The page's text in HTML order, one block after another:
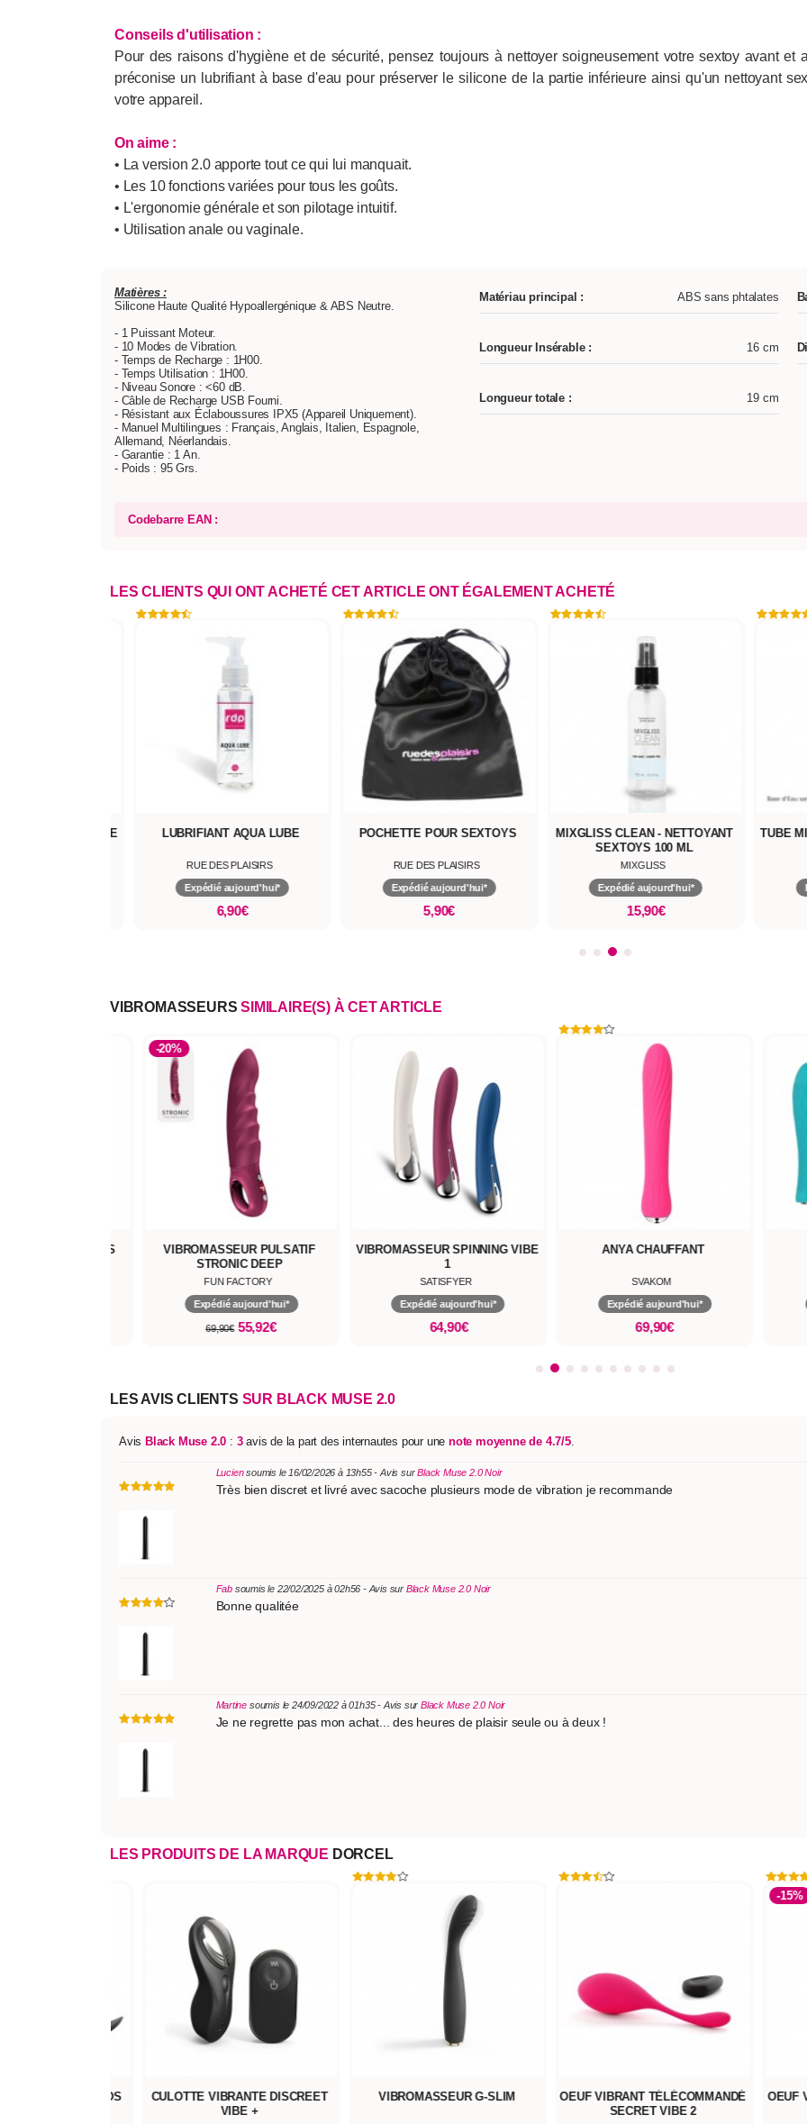
Conseils d'utilisation :
Pour des raisons d'hygiène et de sécurité, pensez toujours à nettoyer soigneusement votre sextoy avant et
préconise un lubrifiant à base d'eau pour préserver le silicone de la partie inférieure ainsi qu'un nettoyant
votre appareil.
On aime :
• La version 2.0 apporte tout ce qui lui manquait.
• Les 10 fonctions variées pour tous les goûts.
• L'ergonomie générale et son pilotage intuitif.
• Utilisation anale ou vaginale.
Matières :
Silicone Haute Qualité Hypoallergénique & ABS Neutre.
- 1 Puissant Moteur.
- 10 Modes de Vibration.
- Temps de Recharge : 1H00.
- Temps Utilisation : 1H00.
- Niveau Sonore : <60 dB.
- Câble de Recharge USB Fourni.
- Résistant aux Éclaboussures IPX5 (Appareil Uniquement).
- Manuel Multilingues : Français, Anglais, Italien, Espagnole,
Allemand, Néerlandais.
- Garantie : 1 An.
- Poids : 95 Grs.
Matériau principal : ABS sans phtalates
Longueur Insérable : 16 cm
Longueur totale : 19 cm
Codebarre EAN :
LES CLIENTS QUI ONT ACHETÉ CET ARTICLE ONT ÉGALEMENT ACHETÉ
LUBRIFIANT AQUA LUBE
RUE DES PLAISIRS
Expédié aujourd'hui*
POCHETTE POUR SEXTOYS
RUE DES PLAISIRS
Expédié aujourd'hui*
MIXGLISS CLEAN - NETTOYANT
SEXTOYS 100 ML
Expédié aujourd'hui*
TUBE MIXGLISS
SANS
Expédié
VIBROMASSEURS SIMILAIRE(S) À CET ARTICLE
MARVELOUS
-20%
VIBROMASSEUR PULSATIF
STRONIC DEEP
FUN FACTORY
Expédié aujourd'hui*
69,90€55,92€
VIBROMASSEUR SPINNING VIBE
1
SATISFYER
Expédié aujourd'hui*
64,90€
ANYA CHAUFFANT
SVAKOM
Expédié aujourd'hui*
69,90€
LES AVIS CLIENTS SUR BLACK MUSE 2.0
Avis Black Muse 2.0 : 3avis de la part des internautes pour unenote moyenne de 4.7/5.
Luciensoumis le 16/02/2026 à 13h55 - Avis surBlack Muse 2.0 Noir
Très bien discret et livré avec sacoche plusieurs mode de vibration je recommande
Fabsoumis le 22/02/2025 à 02h56 - Avis sur Black Muse 2.0 Noir
Bonne qualitée
Martine soumis le 24/09/2022 à 01h35 - Avis sur Black Muse 2.0 Noir
Je ne regrette pas mon achat... des heures de plaisir seule ou à deux !
LES PRODUITS DE LA MARQUE DORCEL
DISCREET
VIBROMASSEUR G-SLIM
OEUF VIBRANT TÉLÉCOMMANDÉ
OEUF VIBRANT TÉLÉCOMMANDÉ
SECRET ORGASM